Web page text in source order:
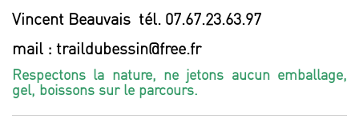
Vincent Beauvais tél. 07.67.23.63.97
mail : traildubessin@free.fr
Respectons la nature, ne jetons aucun emballage,
gel, boissons sur le parcours.